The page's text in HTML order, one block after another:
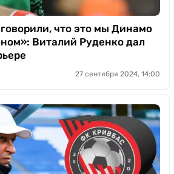
что это мы Динамо
Виталий Руденко дал
27 сентября 2024, 14:00